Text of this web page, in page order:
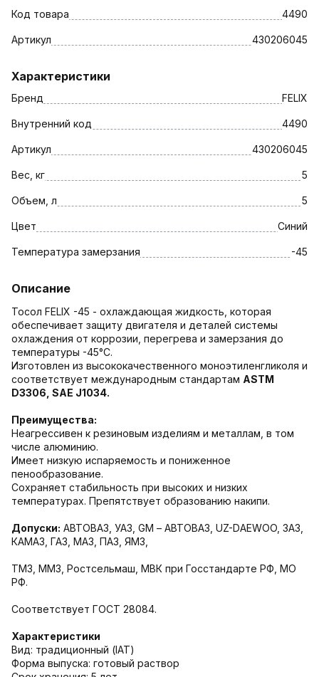
Код товара 4490
Артикул 430206045
Характеристики
Бренд FELIX
Внутренний код 4490
Артикул 430206045
Вес, кг 5
Объем, л 5
Цвет Синий
Температура замерзания -45
Описание
Тосол FELIX -45 - охлаждающая жидкость, которая
обеспечивает защиту двигателя и деталей системы
охлаждения от коррозии, перегрева и замерзания до
температуры -45°С.
Изготовлен из высококачественного моноэтиленгликоля и
соответствует международным стандартам ASTM
D3306, SAE J1034.
Преимущества:
Неагрессивен к резиновым изделиям и металлам, в том
числе алюминию.
Имеет низкую испаряемость и пониженное
пенообразование.
Сохраняет стабильность при высоких и низких
температурах. Препятствует образованию накипи.
Допуски: АВТОВАЗ, УАЗ, GM – АВТОВАЗ, UZ-DAEWOO, ЗАЗ,
КАМАЗ, ГАЗ, МАЗ, ПАЗ, ЯМЗ,
ТМЗ, ММЗ, Ростсельмаш, МВК при Госстандарте РФ, МО
РФ.
Соответствует ГОСТ 28084.
Характеристики
Вид: традиционный (IAT)
Форма выпуска: готовый раствор